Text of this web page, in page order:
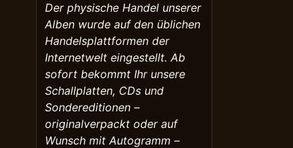
Der physische Handel unserer
Alben wurde auf den üblichen
Handelsplattformen der
Internetwelt eingestellt. Ab
sofort bekommt Ihr unsere
Schallplatten, CDs und
Sondereditionen –
originalverpackt oder auf
Wunsch mit Autogramm –